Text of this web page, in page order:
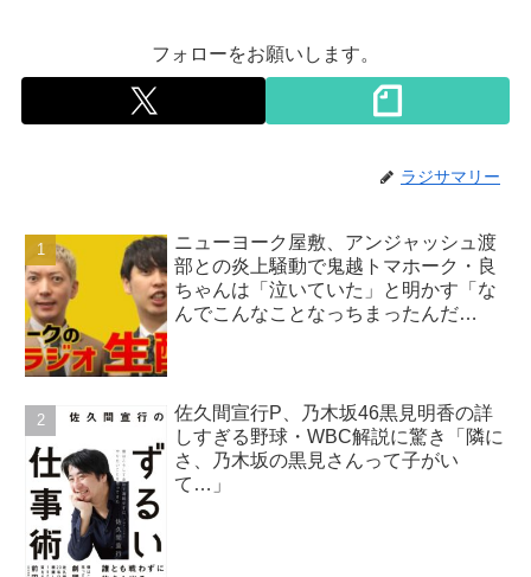
フォローをお願いします。
ラジサマリー
ニューヨーク屋敷、アンジャッシュ渡
部との炎上騒動で鬼越トマホーク・良
ちゃんは「泣いていた」と明かす「な
んでこんなことなっちまったんだ
佐久間宣行P、乃木坂46黒見明香の詳
しすぎる野球・WBC解説に驚き「隣に
さ、乃木坂の黒見さんって子がい
て…」